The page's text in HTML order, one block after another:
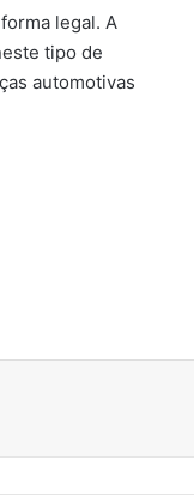
legal. A
tipo de
automotivas